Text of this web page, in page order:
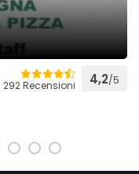
292 Recensioni 4,2/5